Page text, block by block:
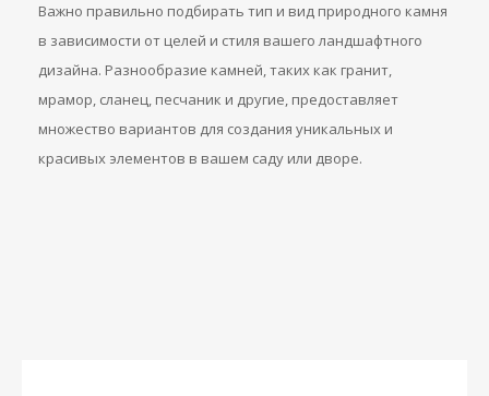
Важно правильно подбирать тип и вид природного камня
в зависимости от целей и стиля вашего ландшафтного
дизайна. Разнообразие камней, таких как гранит,
мрамор, сланец, песчаник и другие, предоставляет
множество вариантов для создания уникальных и
красивых элементов в вашем саду или дворе.